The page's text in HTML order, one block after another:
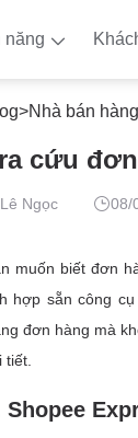
năng
>Nhà bán
cứu
Lê Ngọc 08/